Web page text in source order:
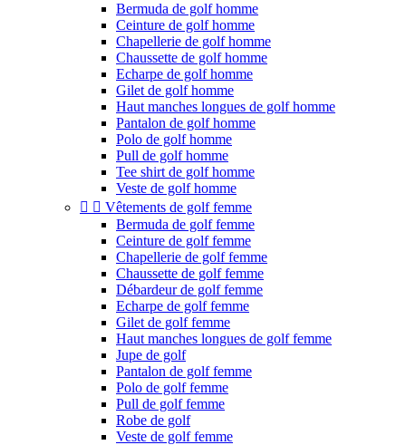
Bermuda de golf homme
Ceinture de golf homme
Chapellerie de golf homme
Chaussette de golf homme
Echarpe de golf homme
Gilet de golf homme
Haut manches longues de golf homme
Pantalon de golf homme
Polo de golf homme
Pull de golf homme
Tee shirt de golf homme
Veste de golf homme
  Vêtements de golf femme
Bermuda de golf femme
Ceinture de golf femme
Chapellerie de golf femme
Chaussette de golf femme
Débardeur de golf femme
Echarpe de golf femme
Gilet de golf femme
Haut manches longues de golf femme
Jupe de golf
Pantalon de golf femme
Polo de golf femme
Pull de golf femme
Robe de golf
Veste de golf femme